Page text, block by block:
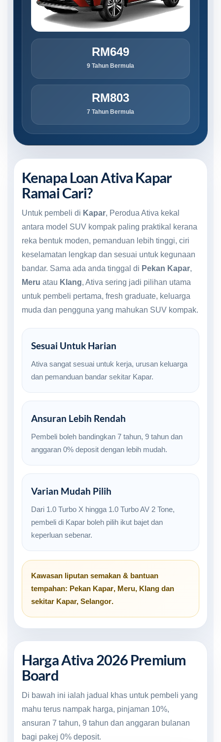
RM649
9 Tahun Bermula
RM803
7 Tahun Bermula
Kenapa Loan Ativa Kapar
Ramai Cari?
Untuk pembeli di Kapar, Perodua Ativa kekal
antara model SUV kompak paling praktikal kerana
reka bentuk moden, pemanduan lebih tinggi, ciri
keselamatan lengkap dan sesuai untuk kegunaan
bandar. Sama ada anda tinggal di Pekan Kapar,
Meru atau Klang, Ativa sering jadi pilihan utama
untuk pembeli pertama, fresh graduate, keluarga
muda dan pengguna yang mahukan SUV kompak.
Sesuai Untuk Harian
Ativa sangat sesuai untuk kerja, urusan keluarga
dan pemanduan bandar sekitar Kapar.
Ansuran Lebih Rendah
Pembeli boleh bandingkan 7 tahun, 9 tahun dan
anggaran 0% deposit dengan lebih mudah.
Varian Mudah Pilih
Dari 1.0 Turbo X hingga 1.0 Turbo AV 2 Tone,
pembeli di Kapar boleh pilih ikut bajet dan
keperluan sebenar.
Kawasan liputan semakan & bantuan
tempahan: Pekan Kapar, Meru, Klang dan
sekitar Kapar, Selangor.
Harga Ativa 2026 Premium
Board
Di bawah ini ialah jadual khas untuk pembeli yang
mahu terus nampak harga, pinjaman 10%,
ansuran 7 tahun, 9 tahun dan anggaran bulanan
bagi pakej 0% deposit.